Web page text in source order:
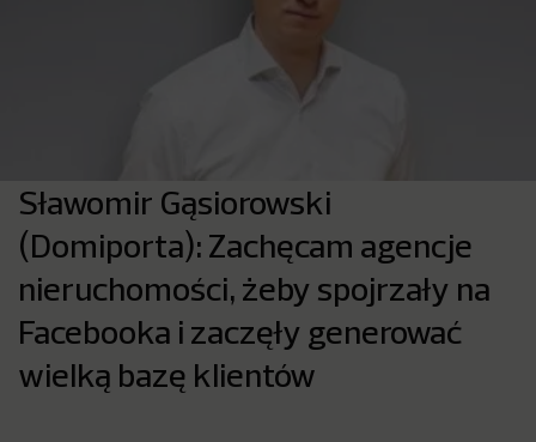
Sławomir Gąsiorowski
(Domiporta): Zachęcam agencje
nieruchomości, żeby spojrzały na
Facebooka i zaczęły generować
wielką bazę klientów